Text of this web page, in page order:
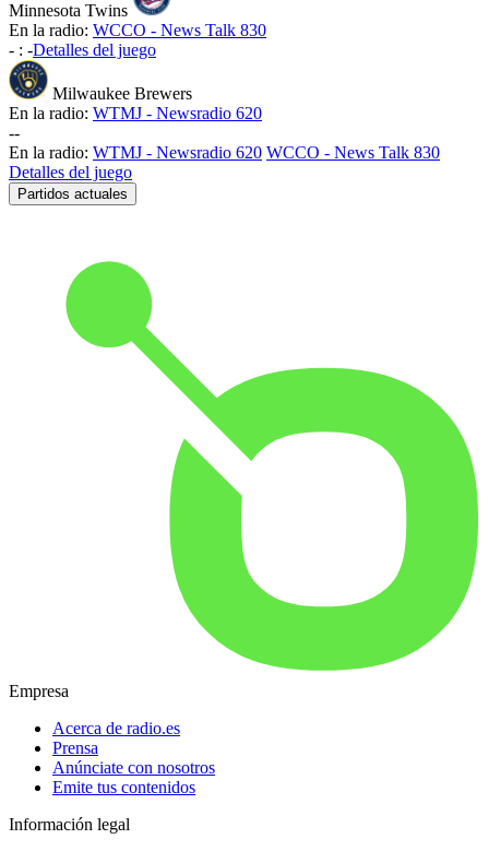
Minnesota Twins
En la radio: WCCO - News Talk 830
- : -Detalles del juego
Milwaukee Brewers
En la radio: WTMJ - Newsradio 620
--
En la radio: WTMJ - Newsradio 620 WCCO - News Talk 830
Detalles del juego
Partidos actuales
Empresa
Acerca de radio.es
Prensa
Anúnciate con nosotros
Emite tus contenidos
Información legal